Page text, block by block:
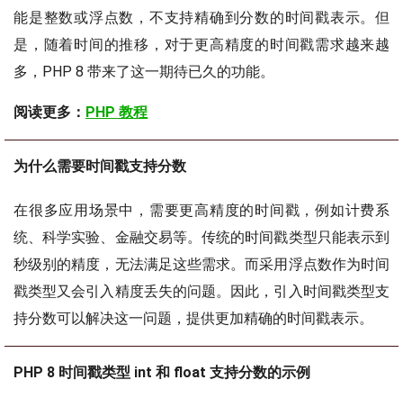
能是整数或浮点数，不支持精确到分数的时间戳表示。但
是，随着时间的推移，对于更高精度的时间戳需求越来越
多，PHP 8 带来了这一期待已久的功能。
阅读更多： PHP 教程
为什么需要时间戳支持分数
在很多应用场景中，需要更高精度的时间戳，例如计费系
统、科学实验、金融交易等。传统的时间戳类型只能表示到
秒级别的精度，无法满足这些需求。而采用浮点数作为时间
戳类型又会引入精度丢失的问题。因此，引入时间戳类型支
持分数可以解决这一问题，提供更加精确的时间戳表示。
PHP 8 时间戳类型 int 和 float 支持分数的示例